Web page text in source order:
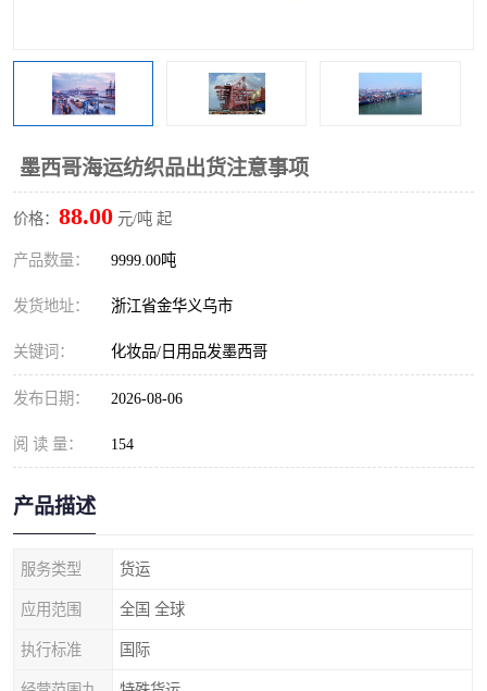
墨西哥海运纺织品出货注意事项
价格： 88.00 元/吨 起
产品数量： 9999.00吨
发货地址： 浙江省金华义乌市
关键词： 化妆品/日用品发墨西哥
发布日期： 2026-08-06
阅 读 量： 154
产品描述
服务类型 货运
应用范围 全国 全球
执行标准 国际